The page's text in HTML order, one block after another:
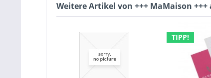
Weitere Artikel von +++ MaMaison +++
TIPP!